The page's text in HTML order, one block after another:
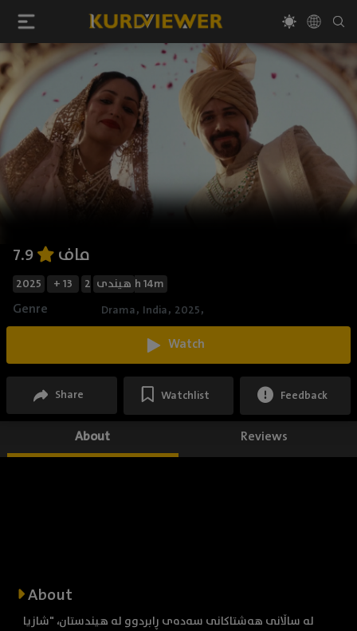
ماف
2025 + 13 هیندی 2h 14m
Genre Drama, India, 2025,
Watch
Share Watchlist Feedback
About Reviews
About
لە ساڵانی هەشتاکانی سەدەی ڕابردوو لە هیندستان، "شازیا